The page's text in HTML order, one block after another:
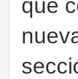
que